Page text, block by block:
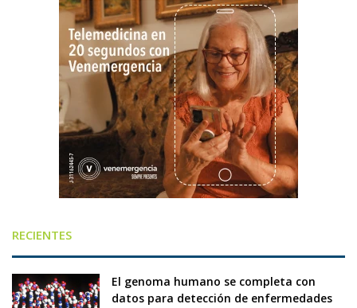
RECIENTES
El genoma humano se completa con
datos para detección de enfermedades